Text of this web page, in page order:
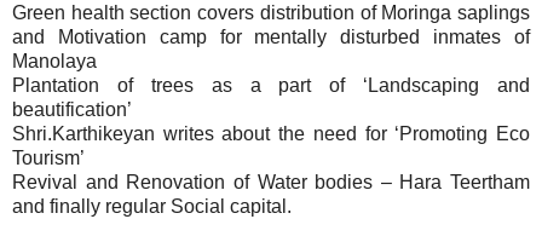
Green health section covers distribution of Moringa saplings
and Motivation camp for mentally disturbed inmates of
Manolaya
Plantation of trees as a part of ‘Landscaping and
beautification’
Shri.Karthikeyan writes about the need for ‘Promoting Eco
Tourism’
Revival and Renovation of Water bodies – Hara Teertham
and finally regular Social capital.